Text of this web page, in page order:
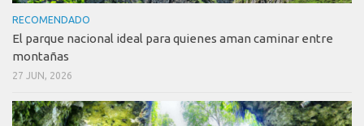
RECOMENDADO
El parque nacional ideal para quienes aman caminar entre
montañas
27 JUN, 2026